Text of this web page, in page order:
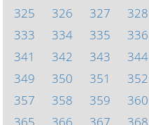
325
326 327 328
333
334 335 336
341
342 343 344
349
350 351 352
357
358 359 360